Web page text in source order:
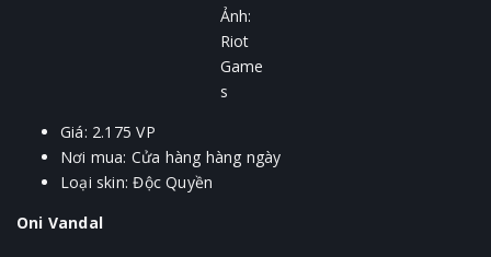
Ảnh:
Riot
Game
s
Giá: 2.175 VP
Nơi mua: Cửa hàng hàng ngày
Loại skin: Độc Quyền
Oni Vandal